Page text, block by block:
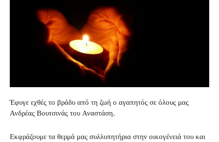
Έφυγε εχθές το βράδυ από τη ζωή ο αγαπητός σε όλους μας
Ανδρέας Βουτσινάς του Αναστάση.
Εκφράζουμε τα θερμά μας συλλυπητήρια στην οικογένειά του και